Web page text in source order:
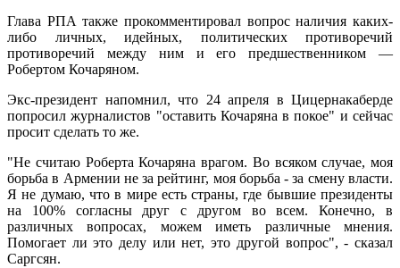
Глава РПА также прокомментировал вопрос наличия каких-
либо личных, идейных, политических противоречий
противоречий между ним и его предшественником —
Робертом Кочаряном.
Экс-президент напомнил, что 24 апреля в Цицернакаберде
попросил журналистов "оставить Кочаряна в покое" и сейчас
просит сделать то же.
"Не считаю Роберта Кочаряна врагом. Во всяком случае, моя
борьба в Армении не за рейтинг, моя борьба - за смену власти.
Я не думаю, что в мире есть страны, где бывшие президенты
на 100% согласны друг с другом во всем. Конечно, в
различных вопросах, можем иметь различные мнения.
Помогает ли это делу или нет, это другой вопрос", - сказал
Саргсян.